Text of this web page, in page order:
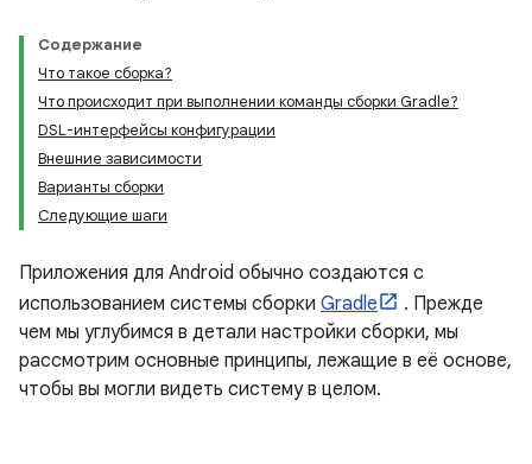
Содержание
Что такое сборка?
Что происходит при выполнении команды сборки Gradle?
DSL-интерфейсы конфигурации
Внешние зависимости
Варианты сборки
Следующие шаги
Приложения для Android обычно создаются с
использованием системы сборки Gradle
. Прежде
чем мы углубимся в детали настройки сборки, мы
рассмотрим основные принципы, лежащие в её основе,
чтобы вы могли видеть систему в целом.